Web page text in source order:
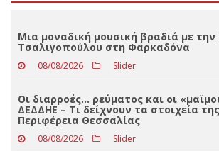
ΤΕΛΕΥΤΑΊΑ ΝΈΑ
Μια μοναδική μουσική βραδιά με την
Τσαλιγοπούλου στη Φαρκαδόνα
08/08/2026